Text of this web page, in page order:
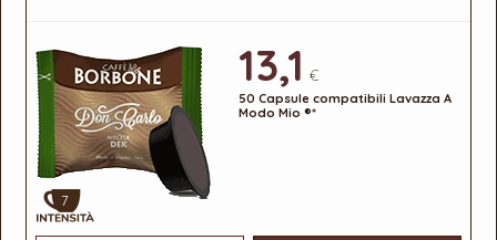
7
13,1 €
50 Capsule compatibili Lavazza A
Modo Mio ®*